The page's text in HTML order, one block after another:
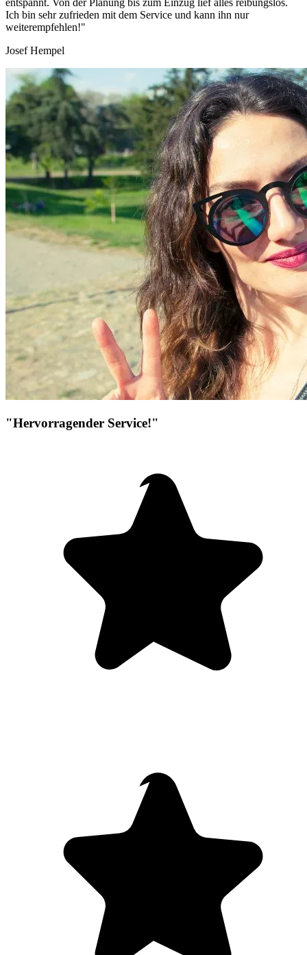
entspannt. Von der Planung bis zum Einzug lief alles reibungslos.
Ich bin sehr zufrieden mit dem Service und kann ihn nur
weiterempfehlen!"
Josef Hempel
"Hervorragender Service!"